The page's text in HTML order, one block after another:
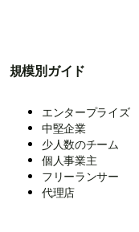
規模別ガイド
エンタープライズ
中堅企業
少人数のチーム
個人事業主
フリーランサー
代理店